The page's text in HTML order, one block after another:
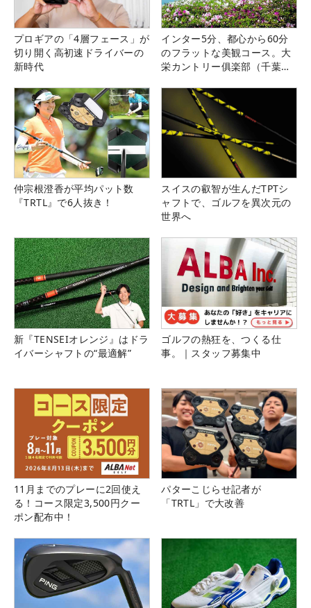
プロギアの「4層フェース」が
切り開く高初速ドライバーの
新時代
インター5分、都心から60分
のフラットな美観コース。大
栄カントリー俱楽部（千葉
仲宗根澄香が平均パット数
『TRTL』で6人抜き！
スイスの叡智が生んだTPTシ
ャフトで、ゴルフを異次元の
世界へ
新『TENSEIオレンジ』はドラ
イバーシャフトの“最適解”
ゴルフの熱狂を、つくる仕
事。｜スタッフ募集中
11月までのプレーに2回使え
る！コース限定3,500円クー
ポン配布中！
パターこじらせ記者が
「TRTL」で大改善